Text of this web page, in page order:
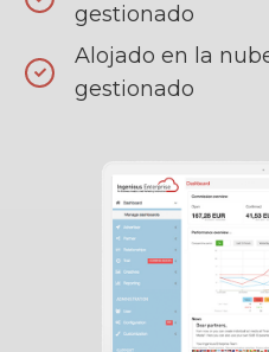
gestionado
Alojado en la
gestionado